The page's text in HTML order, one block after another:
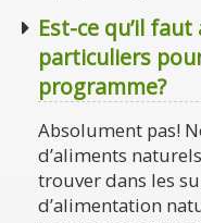
Est-ce qu’il
particuliers
programme?
Absolument pas!
d’aliments
trouver dans les
d’alimentation